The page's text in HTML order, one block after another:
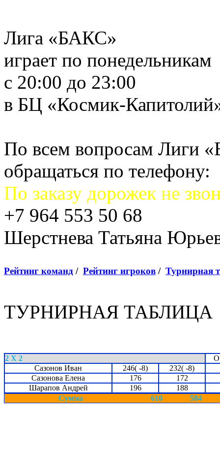
Лига «БАКС»
играет по понедельникам
с 20:00 до 23:00
в БЦ «Космик-
По всем вопросам Лиги
обращаться по телефону:
По заказу дорожек не
+7 964 553 50 68
Шерстнева Татьяна
Рейтинг команд / Рейтинг игроков / Турнирная
ТУРНИРНАЯ ТАБЛИЦА
2 X 2
Сазонов Иван
246( -8)
232( -8)
Сазонова Елена
176
172
Шарапов Андрей
196
188
Сумма
610 584